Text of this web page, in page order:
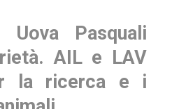
Uova Pasquali
AIL e LAV
la ricerca e i